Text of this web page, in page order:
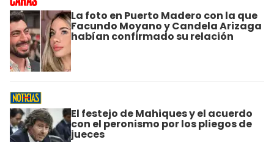
La foto en Puerto Madero con la que
Facundo Moyano y Candela Arizaga
habían confirmado su relación
El festejo de Mahiques y el acuerdo
con el peronismo por los pliegos de
jueces